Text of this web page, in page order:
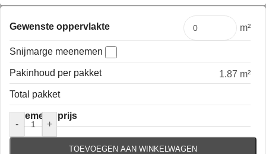
€153,71 Pakket
Gewenste oppervlakte m²
Snijmarge meenemen
Pakinhoud per pakket
1.87 m²
Total pakket
Algemene prijs
-
+
TOEVOEGEN AAN WINKELWAGEN